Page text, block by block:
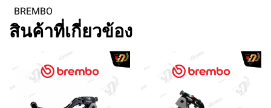
BREMBO
สินค้าที่เกี่ยวข้อง